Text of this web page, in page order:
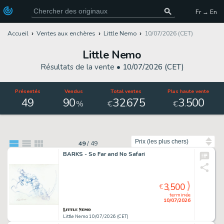
Fr → En
Accueil Ventes aux enchères Little Nemo 10/07/2026 (CET)
Little Nemo
Résultats de la vente • 10/07/2026 (CET)
Présentés
49
Vendus
90%
Total ventes
€32.675
Plus haute vente
€3.500
49/ 49
BARKS - So Far and No Safari
Little Nemo 10/07/2026 (CET)
terminée
10/07/2026
€3,500